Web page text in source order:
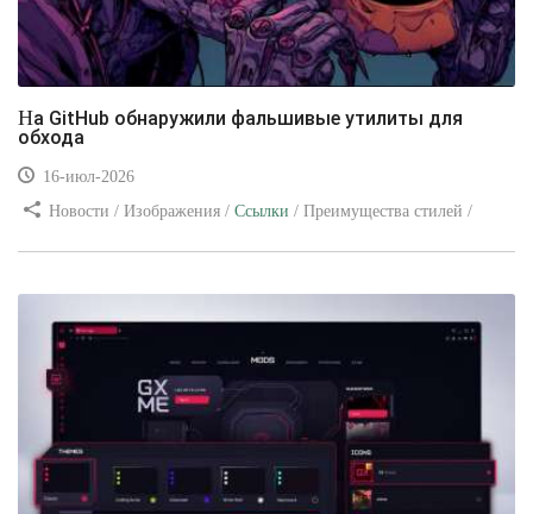
На GitHub обнаружили фальшивые утилиты для
обхода
16-июл-2026
Новости / Изображения / Ссылки / Преимущества стилей /